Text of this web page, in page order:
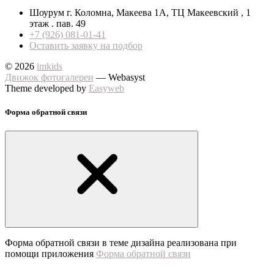
Шоурум г. Коломна, Макеева 1А, ТЦ Макеевский , 1
этаж . пав. 49
+7 (926) 081-01-41
Оставить заявку на подбор
© 2026 imkids
Движок фотогалереи — Webasyst
Theme developed by Easyweb
Форма обратной связи
Форма обратной связи в теме дизайна реализована при
помощи приложения Форма обратной связи